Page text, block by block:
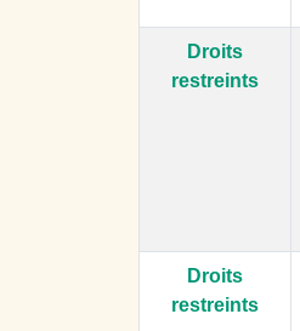
Droits
restreints
Droits
restreints